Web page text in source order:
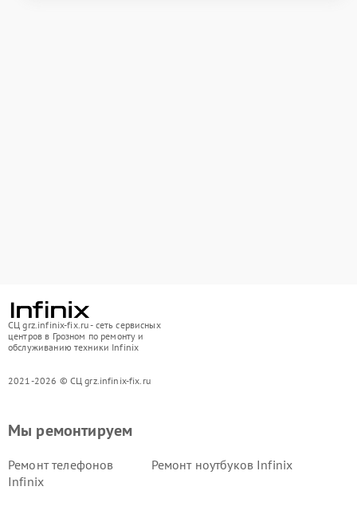
СЦ grz.infinix-fix.ru - сеть сервисных
центров в Грозном по ремонту и
обслуживанию техники Infinix
2021-2026 © СЦ grz.infinix-fix.ru
Мы ремонтируем
Ремонт телефонов
Infinix
Ремонт ноутбуков Infinix